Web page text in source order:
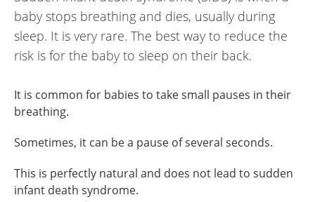
baby stops breathing and dies, usually during
sleep. It is very rare. The best way to reduce the
risk is for the baby to sleep on their back.
It is common for babies to take small pauses in their
breathing.
Sometimes, it can be a pause of several seconds.
This is perfectly natural and does not lead to sudden
infant death syndrome.